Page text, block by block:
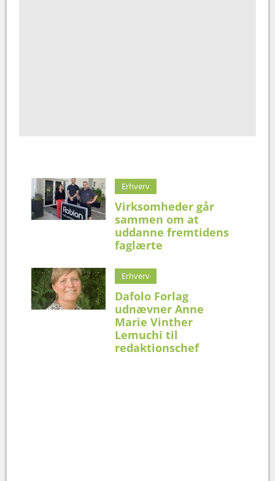
Erhverv
Virksomheder går
sammen om at
uddanne fremtidens
faglærte
Erhverv
Dafolo Forlag
udnævner Anne
Marie Vinther
Lemuchi til
redaktionschef